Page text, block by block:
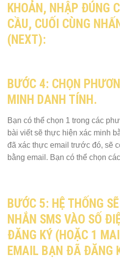
KHOẢN, NHẬP ĐÚNG
CẦU, CUỐI CÙNG NHẤN
(NEXT):
BƯỚC 4: CHỌN
MINH DANH TÍNH.
Bạn có thể chọn 1 trong các
bài viết sẽ thực hiện xác minh
đã xác thực email trước đó, sẽ
bằng email. Bạn có thể chọn
BƯỚC 5: HỆ THỐNG
NHẮN SMS VÀO SỐ
ĐĂNG KÝ (HOẶC 1
EMAIL BẠN ĐÃ ĐĂNG